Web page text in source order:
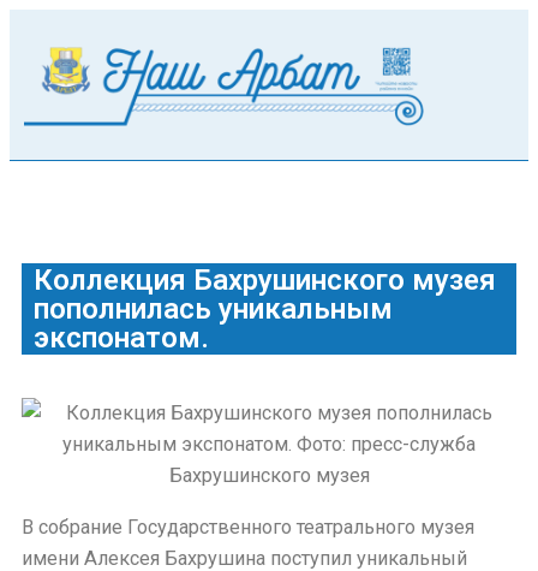
Коллекция Бахрушинского музея
пополнилась уникальным
экспонатом.
В собрание Государственного театрального музея
имени Алексея Бахрушина поступил уникальный